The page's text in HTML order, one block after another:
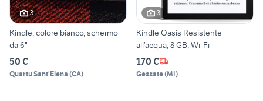
3
Kindle, colore bianco, schermo
da 6"
50 €
Quartu Sant'Elena (CA)
3
Kindle Oasis Resistente
all’acqua, 8 GB, Wi-Fi
170 €
Gessate(MI)